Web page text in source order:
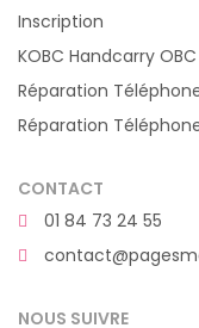
Inscription
KOBC Handcarry OBC
Réparation
Réparation
CONTACT
01 84 73 24 55
NOUS SUIVRE